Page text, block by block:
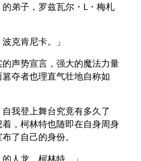
弟子，罗兹瓦尔・L・梅札
克肯尼卡。」
声势宣言，强大的魔法力量
夺者也理直气壮地自称如
我登上舞台究竟有多久了
，柯林特也随即在自身周身
了自己的身份。